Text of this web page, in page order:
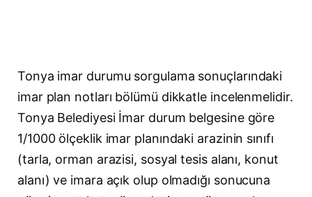
Tonya imar durumu sorgulama sonuçlarındaki
imar plan notları bölümü dikkatle incelenmelidir.
Tonya Belediyesi İmar durum belgesine göre
1/1000 ölçeklik imar planındaki arazinin sınıfı
(tarla, orman arazisi, sosyal tesis alanı, konut
alanı) ve imara açık olup olmadığı sonucuna